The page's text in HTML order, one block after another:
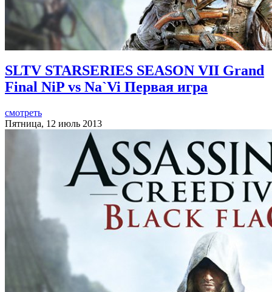
SLTV STARSERIES SEASON VII Grand
Final NiP vs Na`Vi Первая игра
смотреть
Пятница, 12 июль 2013